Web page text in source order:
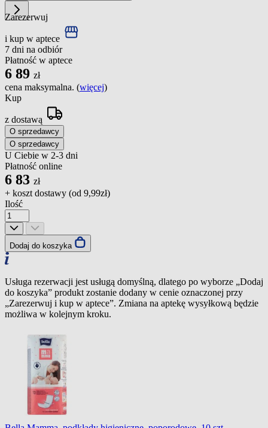
Zarezerwuj
i kup w aptece
7 dni na odbiór
Płatność w aptece
6 89 zł
cena maksymalna. (więcej)
Kup
z dostawą
O sprzedawcy
O sprzedawcy
U Ciebie w 2-3 dni
Płatność online
6 83 zł
+ koszt dostawy (od 9,99zł)
Ilość
Dodaj do koszyka
Usługa rezerwacji jest usługą domyślną, dlatego po wyborze „Dodaj
do koszyka” produkt zostanie dodany w cenie oznaczonej przy
„Zarezerwuj i kup w aptece”. Zmiana na aptekę wysyłkową będzie
możliwa w kolejnym kroku.